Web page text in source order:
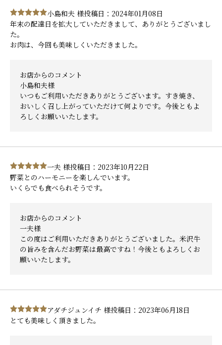
小島和夫 様投稿日：2024年01月08日
年末の配達日を拡大していただきまして、ありがとうございまし
た。
お肉は、今回も美味しくいただきました。
お店からのコメント
小島和夫様
いつもご利用いただきありがとうございます。すき焼き、
おいしく召し上がっていただけて何よりです。今後ともよ
ろしくお願いいたします。
一夫 様投稿日：2023年10月22日
野菜とのハーモニーを楽しんでいます。
いくらでも食べられそうです。
お店からのコメント
一夫様
この度はご利用いただきありがとうございました。米沢牛
の旨みを含んだお野菜は最高ですね！今後ともよろしくお
願いいたします。
アダチジュンイチ 様投稿日：2023年06月18日
とても美味しく頂きました。